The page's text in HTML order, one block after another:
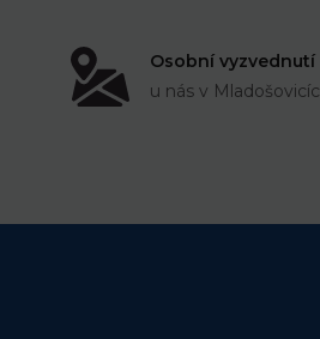
Osobní vyzvednutí
u nás v